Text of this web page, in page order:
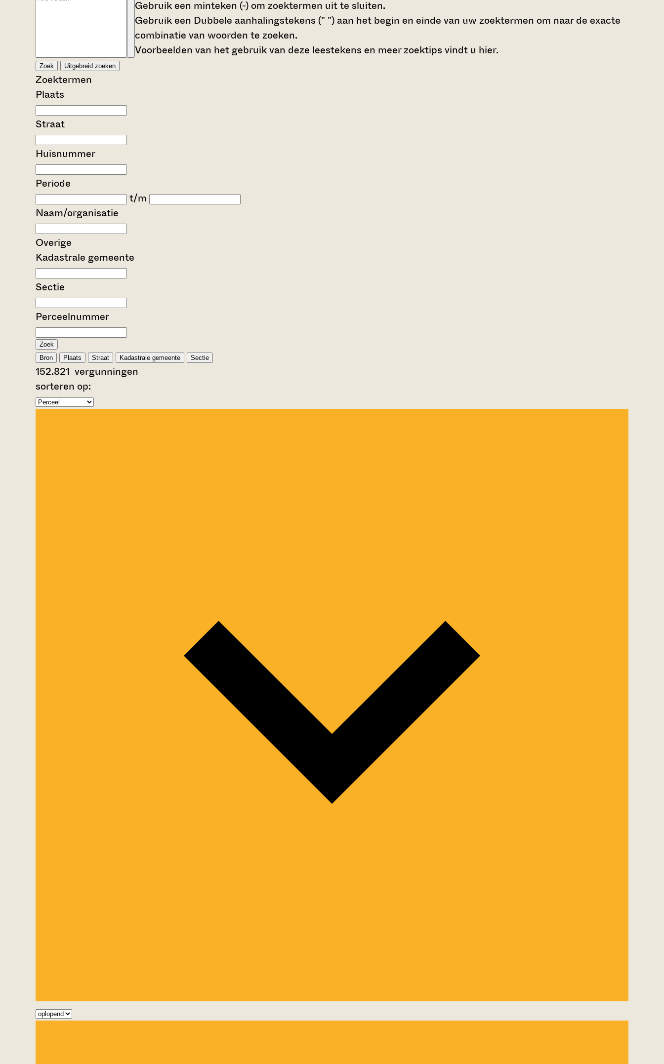
Gebruik een minteken (-) om zoektermen uit te sluiten.
Gebruik een Dubbele aanhalingstekens (" ") aan het begin en einde van uw zoektermen om naar de exacte
combinatie van woorden te zoeken.
Voorbeelden van het gebruik van deze leestekens en meer zoektips vindt u hier.
Zoek Uitgebreid zoeken
Zoektermen
Plaats
Straat
Huisnummer
Periode
t/m
Naam/organisatie
Overige
Kadastrale gemeente
Sectie
Perceelnummer
Zoek
Bron
Plaats Straat Kadastrale gemeente Sectie
152.821 vergunningen
sorteren op: